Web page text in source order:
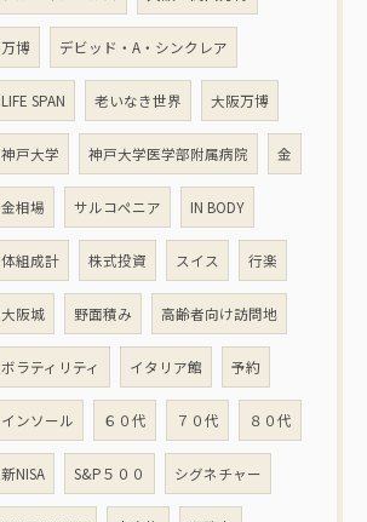
万博 デビッド・A・シンクレア
LIFE SPAN 老いなき世界 大阪万博
神戸大学 神戸大学医学部附属病院 金
金相場 サルコペニア IN BODY
体組成計 株式投資 スイス 行楽
大阪城 野面積み 高齢者向け訪問地
ボラティリティ イタリア館 予約
インソール ６０代 ７０代 ８０代
新NISA S&P５００ シグネチャー